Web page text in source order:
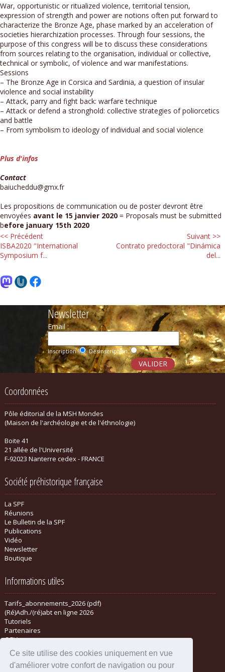
Ce site utilise des cookies uniquement en vue
d'améliorer votre confort de navigation ou pour
War, opportunistic or ritualized violence, territorial tension,
expression of strength and power are notions often put forward to
characterize the Bronze Age, phase marked by an acceleration of
societies hierarchization processes. Through four sessions, the
purpose of this congress will be to discuss these considerations
from sources relating to the organisation, individual or collective,
technical or symbolic, of violence and war manifestations.
Sessions
– The Bronze Age in Corsica and Sardinia, a question of insular
violence and social instability
– Attack, parry and fight back: warfare technique
– Attack or defend a stronghold: collective strategies of poliorcetics
and battle
– From symbolism to ideology of individual and social violence
Plus d'infos
Contact
baiucheddu@gmx.fr
Les propositions de communication ou de poster devront être
envoyées avant le 15 janvier 2020 = Proposals must be submitted
before january 15th 2020
<< Précédent
ISBA2020 "International
Symposium f...
Suivant >>
Contrato predoctoral "Dinámica
del...
Newsletter
Email :
Inscription Désinscription
Coordonnées
Pôle éditorial de la MSH Mondes
(Maison de l'archéologie et de l'éthnologie)
Boite 41
21 allée de l'Université
F-92023 Nanterre cedex - FRANCE
Société préhistorique française
La SPF
Réunions
Le Bulletin de la SPF
Publications
Vidéo
Newsletter
Boutique
Informations utiles
Tarifs_abonnements_2026 (pdf)
(Ré)Adh./(ré)abt en ligne 2026
Tutoriels
Partenaires
CGV